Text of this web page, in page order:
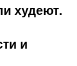
худеют.
и